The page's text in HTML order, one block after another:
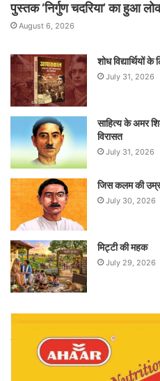
पुस्तक ‘निर्गुण चदरिया’ का हुआ
August 6, 2026
शोध विद्यार्थियों
July 31, 2026
साहित्य के अमर
विरासत
July 31, 2026
जिस कलम की
July 30, 2026
मिट्टी की महक
July 29, 2026